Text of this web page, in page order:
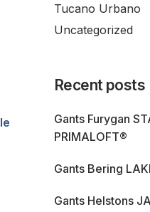
Tucano Urbano
Uncategorized
Recent posts
Gants Furygan
PRIMALOFT®
Gants Bering
Gants Helstons